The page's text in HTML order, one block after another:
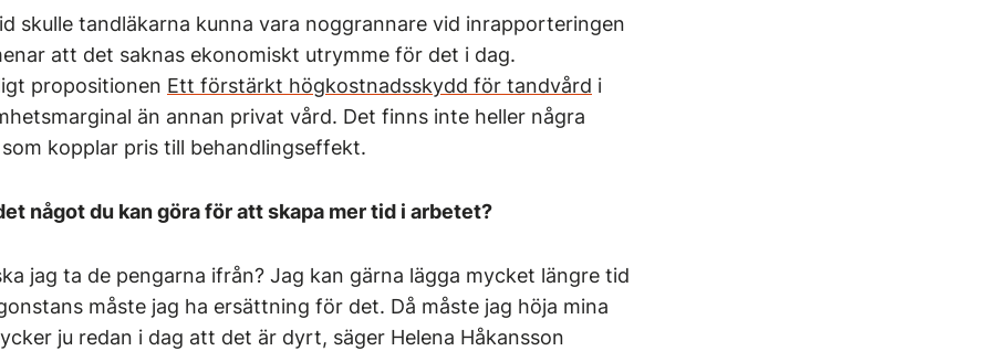
skulle tandläkarna kunna vara noggrannare vid inrapporteringen
att det saknas ekonomiskt utrymme för det i dag.
propositionen Ett förstärkt högkostnadsskydd för tandvård i
än annan privat vård. Det finns inte heller några
kopplar pris till behandlingseffekt.
något du kan göra för att skapa mer tid i arbetet?
jag ta de pengarna ifrån? Jag kan gärna lägga mycket längre tid
måste jag ha ersättning för det. Då måste jag höja mina
ju redan i dag att det är dyrt, säger Helena Håkansson